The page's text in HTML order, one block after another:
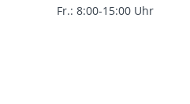
Fr.: 8:00-15:00 Uhr